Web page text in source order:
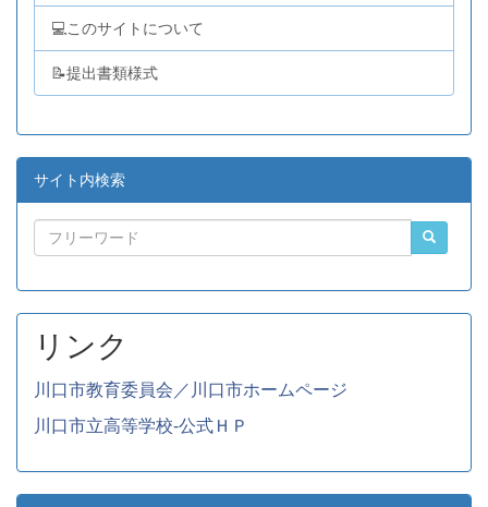
💻このサイトについて
📝提出書類様式
サイト内検索
リンク
川口市教育委員会／川口市ホームページ
川口市立高等学校-公式ＨＰ